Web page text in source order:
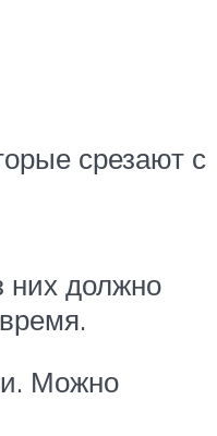
срезают с
них должно
Можно